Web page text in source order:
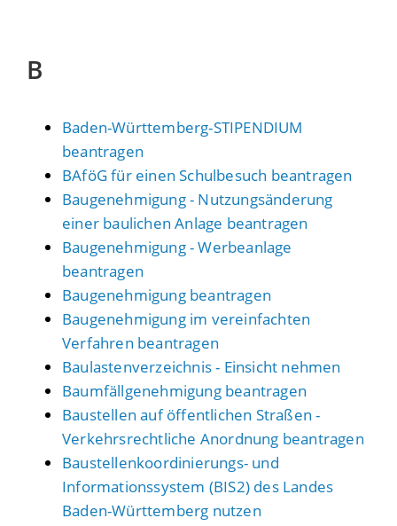
B
Baden-Württemberg-STIPENDIUM
beantragen
BAföG für einen Schulbesuch beantragen
Baugenehmigung - Nutzungsänderung
einer baulichen Anlage beantragen
Baugenehmigung - Werbeanlage
beantragen
Baugenehmigung beantragen
Baugenehmigung im vereinfachten
Verfahren beantragen
Baulastenverzeichnis - Einsicht nehmen
Baumfällgenehmigung beantragen
Baustellen auf öffentlichen Straßen -
Verkehrsrechtliche Anordnung beantragen
Baustellenkoordinierungs- und
Informationssystem (BIS2) des Landes
Baden-Württemberg nutzen